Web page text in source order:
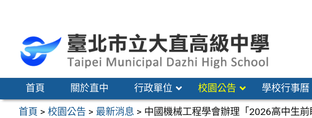
區
首頁 關於直中 行政單位 校園公告 學校行事曆
首頁 >校園公告 > 最新消息 > 中國機械工程學會辦理「2026高中生